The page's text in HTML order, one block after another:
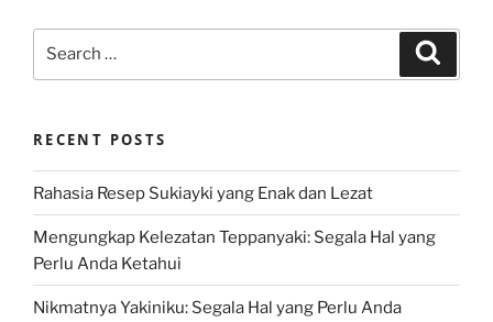
RECENT POSTS
Rahasia Resep Sukiayki yang Enak dan Lezat
Mengungkap Kelezatan Teppanyaki: Segala Hal yang
Perlu Anda Ketahui
Nikmatnya Yakiniku: Segala Hal yang Perlu Anda